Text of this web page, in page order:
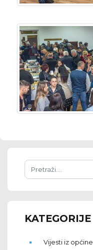
KATEGORIJE
Vijesti iz općine